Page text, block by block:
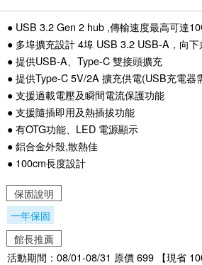
● USB 3.2 Gen 2 hub ,傳輸速度最高可達
● 多埠擴充設計 4埠 USB 3.2 USB-A，向
● 提供USB-A、Type-C 雙接頭擴充
● 提供Type-C 5V/2A 擴充供電(USB充電器
● 支援過載電壓及瞬間電流保護功能
● 支援隨插即用及熱插拔功能
● 有OTG功能、LED 電源顯示
● 鋁合金外殼,散熱佳
● 100cm長度設計
保固說明
一年保固
館長推薦
活動期間：08/01-08/31 原價 699 【現省